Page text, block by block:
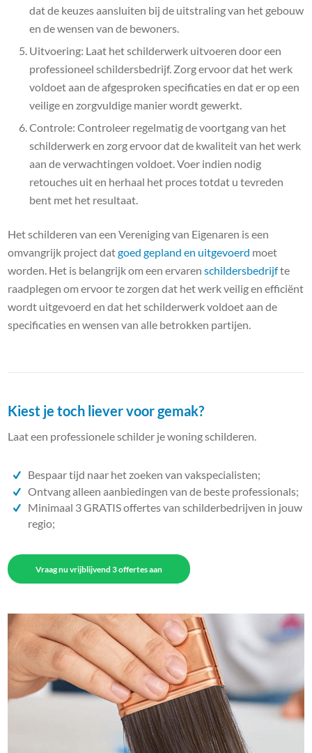
dat de keuzes aansluiten bij de uitstraling van het gebouw
en de wensen van de bewoners.
Uitvoering: Laat het schilderwerk uitvoeren door een
professioneel schildersbedrijf. Zorg ervoor dat het werk
voldoet aan de afgesproken specificaties en dat er op een
veilige en zorgvuldige manier wordt gewerkt.
Controle: Controleer regelmatig de voortgang van het
schilderwerk en zorg ervoor dat de kwaliteit van het werk
aan de verwachtingen voldoet. Voer indien nodig
retouches uit en herhaal het proces totdat u tevreden
bent met het resultaat.
Het schilderen van een Vereniging van Eigenaren is een
omvangrijk project datgoed gepland en uitgevoerd moet
worden. Het is belangrijk om een ​​ervarenschildersbedrijfte
raadplegen om ervoor te zorgen dat het werk veilig en efficiënt
wordt uitgevoerd en dat het schilderwerk voldoet aan de
specificaties en wensen van alle betrokken partijen.
Kiest je toch liever voor gemak?
Laat een professionele schilder je woning schilderen.
Bespaar tijd naar het zoeken van vakspecialisten;
Ontvang alleen aanbiedingen van de beste professionals;
Minimaal 3 GRATIS offertes van schilderbedrijven in jouw
regio;
Vraag nu vrijblijvend 3 offertes aan